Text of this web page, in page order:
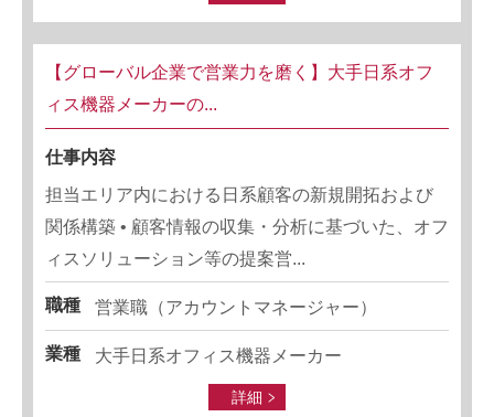
【グローバル企業で営業力を磨く】大手日系オフ
ィス機器メーカーの...
仕事内容
担当エリア内における日系顧客の新規開拓および
関係構築 • 顧客情報の収集・分析に基づいた、オフ
ィスソリューション等の提案営...
職種 営業職（アカウントマネージャー）
業種 大手日系オフィス機器メーカー
詳細